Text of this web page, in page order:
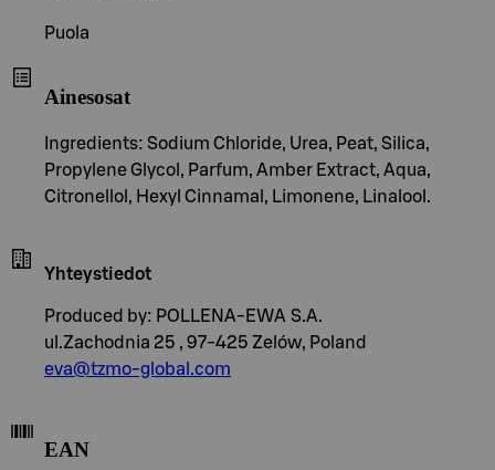
Puola
Ainesosat
Ingredients: Sodium Chloride, Urea, Peat, Silica,
Propylene Glycol, Parfum, Amber Extract, Aqua,
Citronellol, Hexyl Cinnamal, Limonene, Linalool.
Yhteystiedot
Produced by: POLLENA-EWA S.A.
ul.Zachodnia 25 , 97-425 Zelów, Poland
eva@tzmo-global.com
EAN